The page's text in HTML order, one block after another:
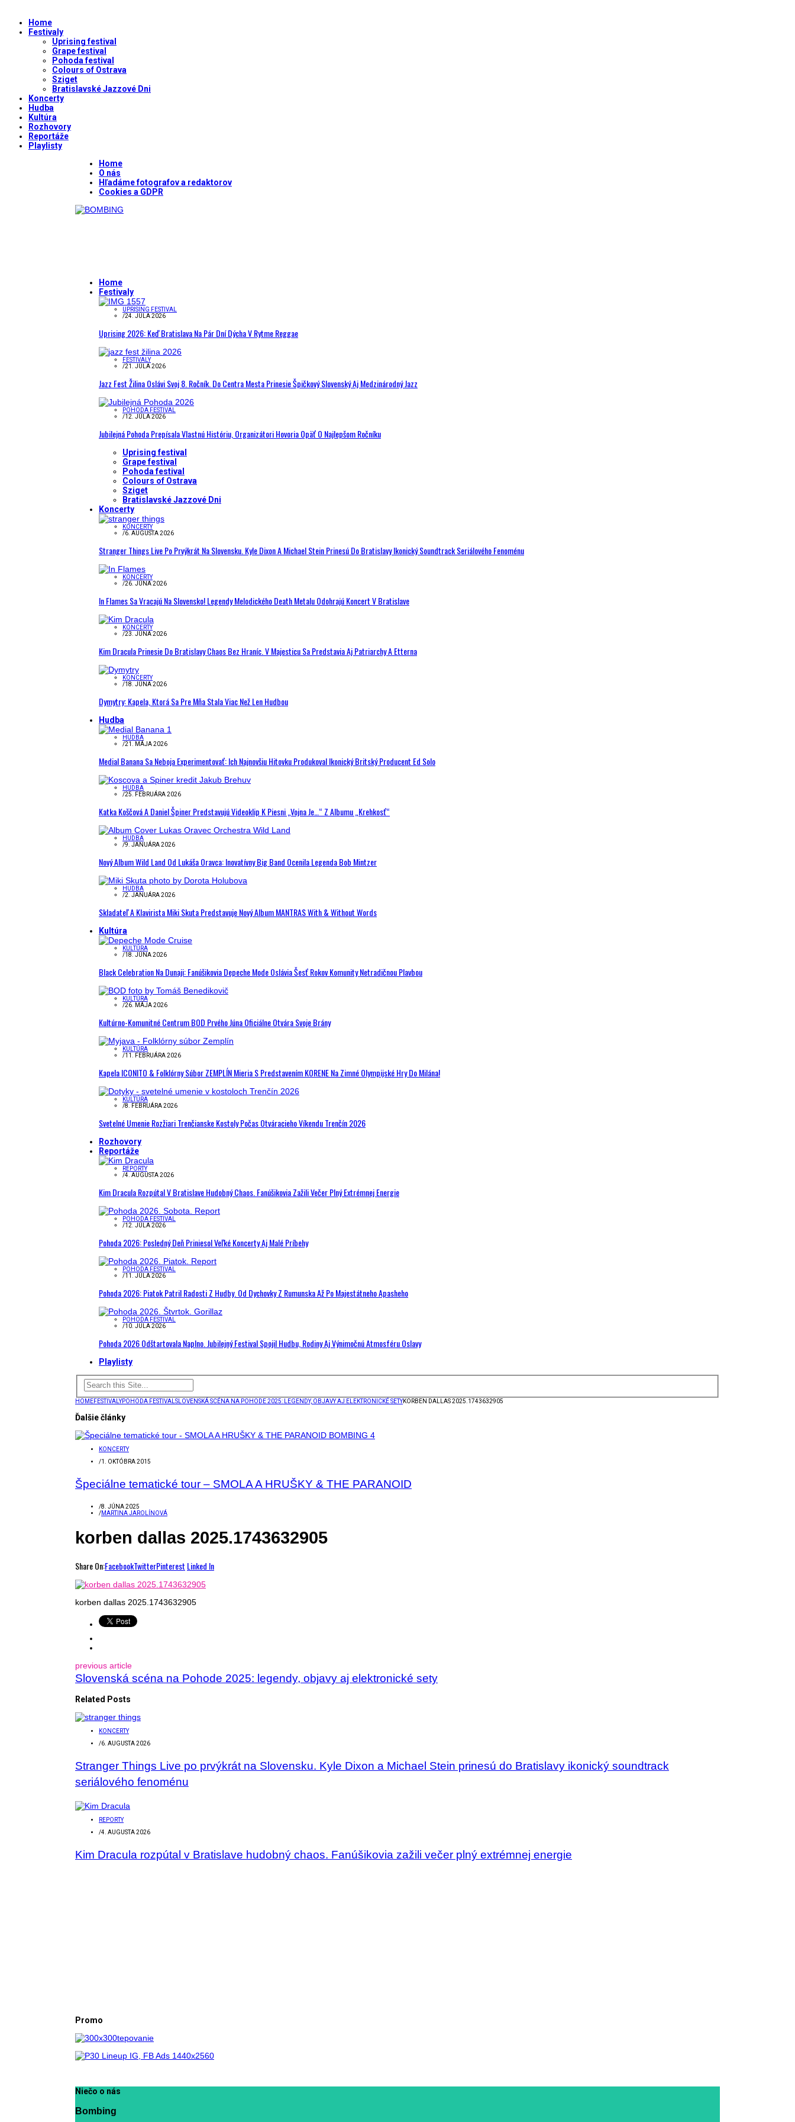
Home
Festivaly
Uprising festival
Grape festival
Pohoda festival
Colours of Ostrava
Sziget
Bratislavské Jazzové Dni
Koncerty
Hudba
Kultúra
Rozhovory
Reportáže
Playlisty
Home
O nás
Hľadáme fotografov a redaktorov
Cookies a GDPR
Home
Festivaly
UPRISING FESTIVAL
/24. JÚLA 2026
Uprising 2026: Keď Bratislava Na Pár Dní Dýcha V Rytme Reggae
FESTIVALY
/21. JÚLA 2026
Jazz Fest Žilina Oslávi Svoj 8. Ročník. Do Centra Mesta Prinesie Špičkový Slovenský Aj Medzinárodný Jazz
POHODA FESTIVAL
/12. JÚLA 2026
Jubilejná Pohoda Prepísala Vlastnú Históriu, Organizátori Hovoria Opäť O Najlepšom Ročníku
Uprising festival
Grape festival
Pohoda festival
Colours of Ostrava
Sziget
Bratislavské Jazzové Dni
Koncerty
KONCERTY
/6. AUGUSTA 2026
Stranger Things Live Po Prvýkrát Na Slovensku. Kyle Dixon A Michael Stein Prinesú Do Bratislavy Ikonický Soundtrack Seriálového Fenoménu
KONCERTY
/26. JÚNA 2026
In Flames Sa Vracajú Na Slovensko! Legendy Melodického Death Metalu Odohrajú Koncert V Bratislave
KONCERTY
/23. JÚNA 2026
Kim Dracula Prinesie Do Bratislavy Chaos Bez Hraníc. V Majesticu Sa Predstavia Aj Patriarchy A Etterna
KONCERTY
/18. JÚNA 2026
Dymytry: Kapela, Ktorá Sa Pre Mňa Stala Viac Než Len Hudbou
Hudba
HUDBA
/21. MÁJA 2026
Medial Banana Sa Neboja Experimentovať: Ich Najnovšiu Hitovku Produkoval Ikonický Britský Producent Ed Solo
HUDBA
/25. FEBRUÁRA 2026
Katka Koščová A Daniel Špiner Predstavujú Videoklip K Piesni „Vojna Je…“ Z Albumu „Krehkosť“
HUDBA
/9. JANUÁRA 2026
Nový Album Wild Land Od Lukáša Oravca: Inovatívny Big Band Ocenila Legenda Bob Mintzer
HUDBA
/2. JANUÁRA 2026
Skladateľ A Klavirista Miki Skuta Predstavuje Nový Album MANTRAS With & Without Words
Kultúra
KULTÚRA
/18. JÚNA 2026
Black Celebration Na Dunaji: Fanúšikovia Depeche Mode Oslávia Šesť Rokov Komunity Netradičnou Plavbou
KULTÚRA
/26. MÁJA 2026
Kultúrno-Komunitné Centrum BOD Prvého Júna Oficiálne Otvára Svoje Brány
KULTÚRA
/11. FEBRUÁRA 2026
Kapela ICONITO & Folklórny Súbor ZEMPLÍN Mieria S Predstavením KORENE Na Zimné Olympijské Hry Do Milána!
KULTÚRA
/8. FEBRUÁRA 2026
Svetelné Umenie Rozžiari Trenčianske Kostoly Počas Otváracieho Víkendu Trenčín 2026
Rozhovory
Reportáže
REPORTY
/4. AUGUSTA 2026
Kim Dracula Rozpútal V Bratislave Hudobný Chaos. Fanúšikovia Zažili Večer Plný Extrémnej Energie
POHODA FESTIVAL
/12. JÚLA 2026
Pohoda 2026: Posledný Deň Priniesol Veľké Koncerty Aj Malé Príbehy
POHODA FESTIVAL
/11. JÚLA 2026
Pohoda 2026: Piatok Patril Radosti Z Hudby. Od Dychovky Z Rumunska Až Po Majestátneho Apasheho
POHODA FESTIVAL
/10. JÚLA 2026
Pohoda 2026 Odštartovala Naplno. Jubilejný Festival Spojil Hudbu, Rodiny Aj Výnimočnú Atmosféru Oslavy
Playlisty
HOMEFESTIVALYPOHODA FESTIVAL SLOVENSKÁ SCÉNA NA POHODE 2025: LEGENDY, OBJAVY AJ ELEKTRONICKÉ SETYKORBEN DALLAS 2025.1743632905
Ďalšie články
KONCERTY
/1. OKTÓBRA 2015
Špeciálne tematické tour – SMOLA A HRUŠKY & THE PARANOID
/8. JÚNA 2025
/MARTINA JAROLÍNOVÁ
korben dallas 2025.1743632905
Share On:FacebookTwitterPinterest Linked In
korben dallas 2025.1743632905
previous article
Slovenská scéna na Pohode 2025: legendy, objavy aj elektronické sety
Related Posts
KONCERTY
/6. AUGUSTA 2026
Stranger Things Live po prvýkrát na Slovensku. Kyle Dixon a Michael Stein prinesú do Bratislavy ikonický soundtrack
seriálového fenoménu
REPORTY
/4. AUGUSTA 2026
Kim Dracula rozpútal v Bratislave hudobný chaos. Fanúšikovia zažili večer plný extrémnej energie
Promo
Niečo o nás
Bombing